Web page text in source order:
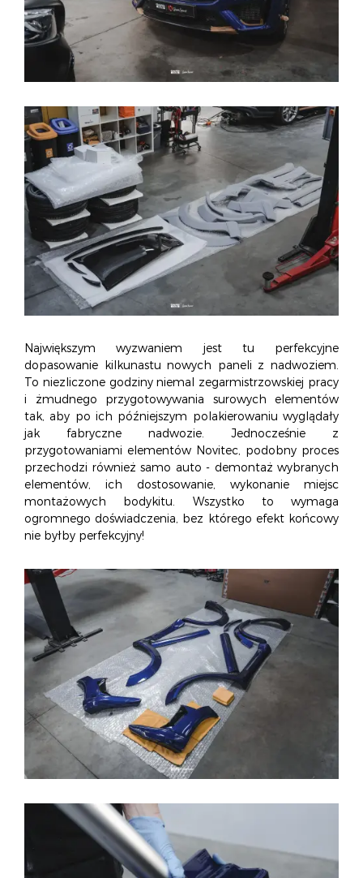
Największym wyzwaniem jest tu perfekcyjne
dopasowanie kilkunastu nowych paneli z nadwoziem.
To niezliczone godziny niemal zegarmistrzowskiej pracy
i żmudnego przygotowywania surowych elementów
tak, aby po ich późniejszym polakierowaniu wyglądały
jak fabryczne nadwozie. Jednocześnie z
przygotowaniami elementów Novitec, podobny proces
przechodzi również samo auto - demontaż wybranych
elementów, ich dostosowanie, wykonanie miejsc
montażowych bodykitu. Wszystko to wymaga
ogromnego doświadczenia, bez którego efekt końcowy
nie byłby perfekcyjny!